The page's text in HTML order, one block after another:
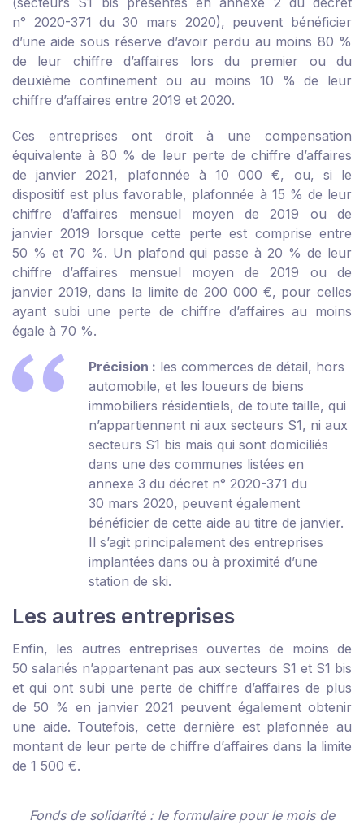
n° 2020-371 du 30 mars 2020), peuvent bénéficier
d’une aide sous réserve d’avoir perdu au moins 80 %
de leur chiffre d’affaires lors du premier ou du
deuxième confinement ou au moins 10 % de leur
chiffre d’affaires entre 2019 et 2020.
Ces entreprises ont droit à une compensation
équivalente à 80 % de leur perte de chiffre d’affaires
de janvier 2021, plafonnée à 10 000 €, ou, si le
dispositif est plus favorable, plafonnée à 15 % de leur
chiffre d’affaires mensuel moyen de 2019 ou de
janvier 2019 lorsque cette perte est comprise entre
50 % et 70 %. Un plafond qui passe à 20 % de leur
chiffre d’affaires mensuel moyen de 2019 ou de
janvier 2019, dans la limite de 200 000 €, pour celles
ayant subi une perte de chiffre d’affaires au moins
égale à 70 %.
Précision : les commerces de détail, hors
automobile, et les loueurs de biens
immobiliers résidentiels, de toute taille, qui
n’appartiennent ni aux secteurs S1, ni aux
secteurs S1 bis mais qui sont domiciliés
dans une des communes listées en
annexe 3 du décret n° 2020-371 du
30 mars 2020, peuvent également
bénéficier de cette aide au titre de janvier.
Il s’agit principalement des entreprises
implantées dans ou à proximité d’une
station de ski.
Les autres entreprises
Enfin, les autres entreprises ouvertes de moins de
50 salariés n’appartenant pas aux secteurs S1 et S1 bis
et qui ont subi une perte de chiffre d’affaires de plus
de 50 % en janvier 2021 peuvent également obtenir
une aide. Toutefois, cette dernière est plafonnée au
montant de leur perte de chiffre d’affaires dans la limite
de 1 500 €.
Fonds de solidarité : le formulaire pour le mois de